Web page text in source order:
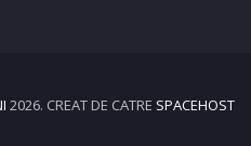
2026. CREAT DE CATRE SPACEHOST